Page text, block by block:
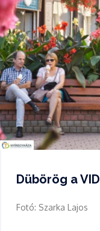
Dübörög a
Fotó: Szarka Lajos